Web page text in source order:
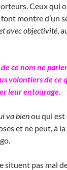
Ceux qui
montre d’un
avec objectivité ,
ce nom ne
volontiers de ce
leur entourage.
va bienou qui est
et ne peut, à
situent pas mal